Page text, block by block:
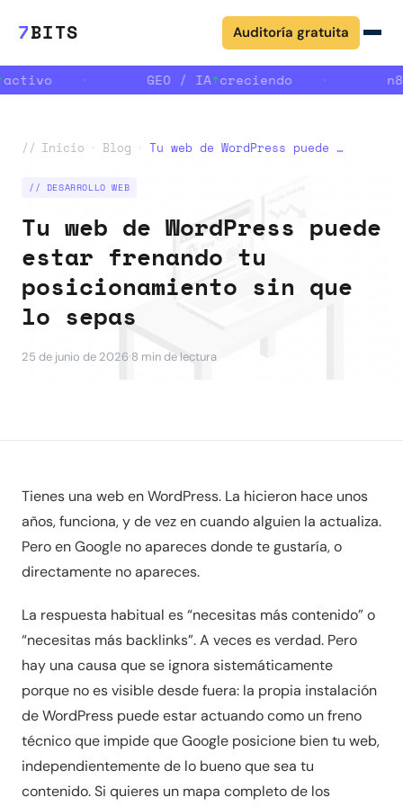
7BITS Auditoría gratuita
GEO / IA↑creciendo n8n
// Inicio · Blog · Tu web de WordPress puede estar frenando tu posicionamiento sin que lo sepas
// DESARROLLO WEB
Tu web de WordPress puede
estar frenando tu
posicionamiento sin que
lo sepas
25 de junio de 2026·8 min de lectura
Tienes una web en WordPress. La hicieron hace unos
años, funciona, y de vez en cuando alguien la actualiza.
Pero en Google no apareces donde te gustaría, o
directamente no apareces.
La respuesta habitual es “necesitas más contenido” o
“necesitas más backlinks”. A veces es verdad. Pero
hay una causa que se ignora sistemáticamente
porque no es visible desde fuera: la propia instalación
de WordPress puede estar actuando como un freno
técnico que impide que Google posicione bien tu web,
independientemente de lo bueno que sea tu
contenido. Si quieres un mapa completo de los